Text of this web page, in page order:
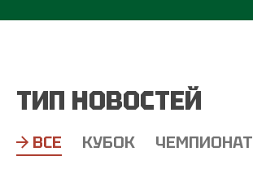
ТИП НОВОСТЕЙ
ВСЕ КУБОК ЧЕМПИОНАТ